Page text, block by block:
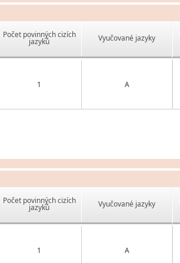
Počet povinných cizích
jazyků Vyučované jazyky
1 A
Počet povinných cizích
jazyků Vyučované jazyky
1 A